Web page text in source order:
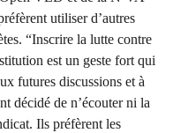
utiliser d’autres
“Inscrire la lutte contre
est un geste fort qui
futures discussions et à
décidé de n’écouter ni la
Ils préfèrent les